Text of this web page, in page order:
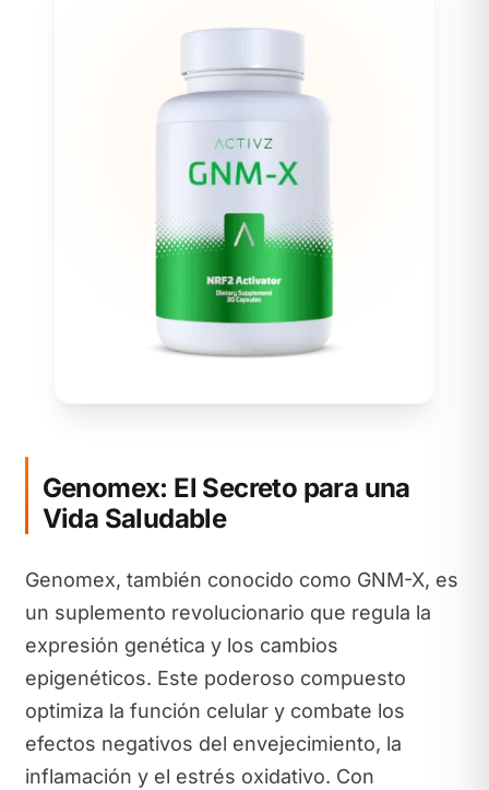
Genomex: El Secreto para una
Vida Saludable
Genomex, también conocido como GNM-X, es
un suplemento revolucionario que regula la
expresión genética y los cambios
epigenéticos. Este poderoso compuesto
optimiza la función celular y combate los
efectos negativos del envejecimiento, la
inflamación y el estrés oxidativo. Con